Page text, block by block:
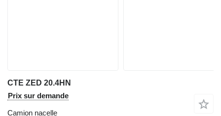
CTE ZED 20.4HN
Prix sur demande
Camion nacelle